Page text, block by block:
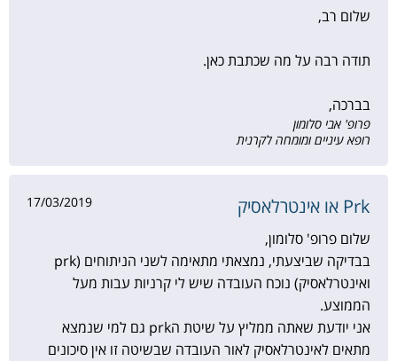
שלום רב,
תודה רבה על מה שכתבת כאן.
בברכה,
פרופ' אבי סלומון
רופא עיניים ומומחה לקרנית
Prk או אינטרלאסיק 17/03/2019
שלום פרופ' סלומון,
בבדיקה שביצעתי, נמצאתי מתאימה לשני הניתוחים (prk
ואינטרלאסיק) נוכח העובדה שיש לי קרניות עבות מעל
הממוצע.
אני יודעת שאתה ממליץ על שיטת הprk גם למי שנמצא
מתאים לאינטרלאסיק לאור העובדה שבשיטה זו אין סיכונים